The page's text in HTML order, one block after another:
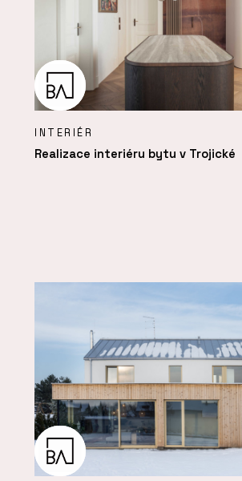
INTERIÉR
Realizace interiéru bytu v Trojické